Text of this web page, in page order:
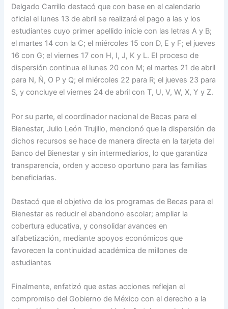
Delgado Carrillo destacó que con base en el calendario
oficial el lunes 13 de abril se realizará el pago a las y los
estudiantes cuyo primer apellido inicie con las letras A y B;
el martes 14 con la C; el miércoles 15 con D, E y F; el jueves
16 con G; el viernes 17 con H, I, J, K y L. El proceso de
dispersión continua el lunes 20 con M; el martes 21 de abril
para N, Ñ, O P y Q; el miércoles 22 para R; el jueves 23 para
S, y concluye el viernes 24 de abril con T, U, V, W, X, Y y Z.
Por su parte, el coordinador nacional de Becas para el
Bienestar, Julio León Trujillo, mencionó que la dispersión de
dichos recursos se hace de manera directa en la tarjeta del
Banco del Bienestar y sin intermediarios, lo que garantiza
transparencia, orden y acceso oportuno para las familias
beneficiarias.
Destacó que el objetivo de los programas de Becas para el
Bienestar es reducir el abandono escolar; ampliar la
cobertura educativa, y consolidar avances en
alfabetización, mediante apoyos económicos que
favorecen la continuidad académica de millones de
estudiantes
Finalmente, enfatizó que estas acciones reflejan el
compromiso del Gobierno de México con el derecho a la